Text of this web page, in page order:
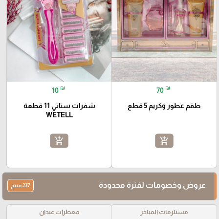
70 ₪
طقم عطور وكريم 5 قطع
add_shopping_cart
10 ₪
شفرات ستاتي 11 قطعة
WETELL
add_shopping_cart
عروض وخصومات لفترة محدودة 237 منتج
مستلزمات المباخر معطرات عيدان